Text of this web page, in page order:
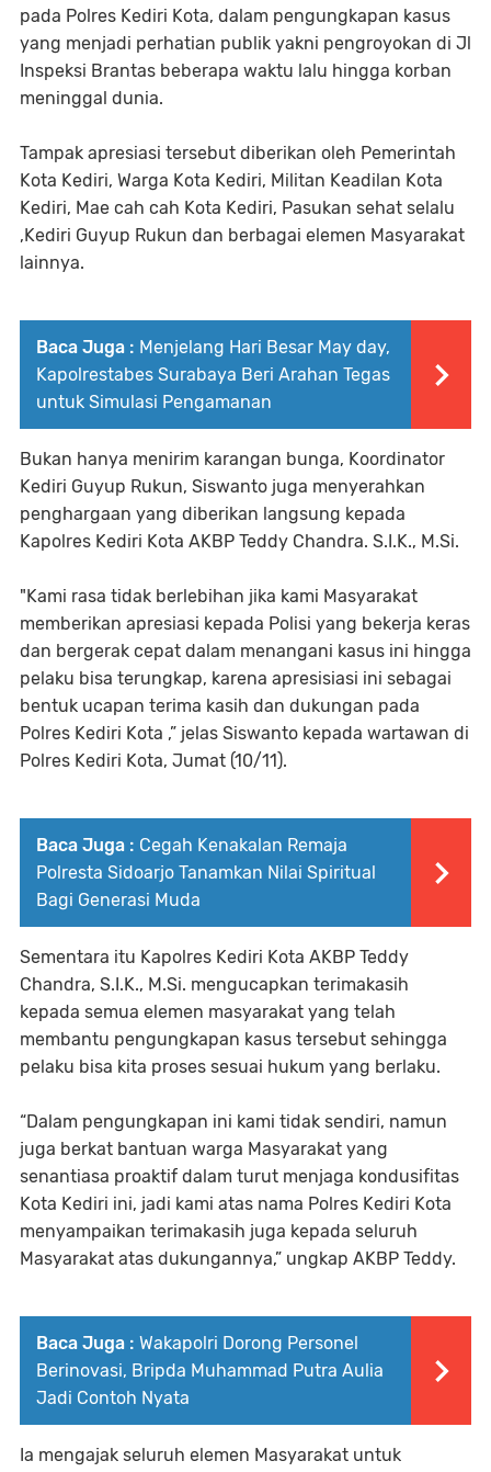
pada Polres Kediri Kota, dalam pengungkapan kasus
yang menjadi perhatian publik yakni pengroyokan di Jl
Inspeksi Brantas beberapa waktu lalu hingga korban
meninggal dunia.
Tampak apresiasi tersebut diberikan oleh Pemerintah
Kota Kediri, Warga Kota Kediri, Militan Keadilan Kota
Kediri, Mae cah cah Kota Kediri, Pasukan sehat selalu
,Kediri Guyup Rukun dan berbagai elemen Masyarakat
lainnya.
Baca Juga : Menjelang Hari Besar May day,
Kapolrestabes Surabaya Beri Arahan Tegas
untuk Simulasi Pengamanan
Bukan hanya menirim karangan bunga, Koordinator
Kediri Guyup Rukun, Siswanto juga menyerahkan
penghargaan yang diberikan langsung kepada
Kapolres Kediri Kota AKBP Teddy Chandra. S.I.K., M.Si.
"Kami rasa tidak berlebihan jika kami Masyarakat
memberikan apresiasi kepada Polisi yang bekerja keras
dan bergerak cepat dalam menangani kasus ini hingga
pelaku bisa terungkap, karena apresisiasi ini sebagai
bentuk ucapan terima kasih dan dukungan pada
Polres Kediri Kota ,” jelas Siswanto kepada wartawan di
Polres Kediri Kota, Jumat (10/11).
Baca Juga : Cegah Kenakalan Remaja
Polresta Sidoarjo Tanamkan Nilai Spiritual
Bagi Generasi Muda
Sementara itu Kapolres Kediri Kota AKBP Teddy
Chandra, S.I.K., M.Si. mengucapkan terimakasih
kepada semua elemen masyarakat yang telah
membantu pengungkapan kasus tersebut sehingga
pelaku bisa kita proses sesuai hukum yang berlaku.
“Dalam pengungkapan ini kami tidak sendiri, namun
juga berkat bantuan warga Masyarakat yang
senantiasa proaktif dalam turut menjaga kondusifitas
Kota Kediri ini, jadi kami atas nama Polres Kediri Kota
menyampaikan terimakasih juga kepada seluruh
Masyarakat atas dukungannya,” ungkap AKBP Teddy.
Baca Juga : Wakapolri Dorong Personel
Berinovasi, Bripda Muhammad Putra Aulia
Jadi Contoh Nyata
Ia mengajak seluruh elemen Masyarakat untuk